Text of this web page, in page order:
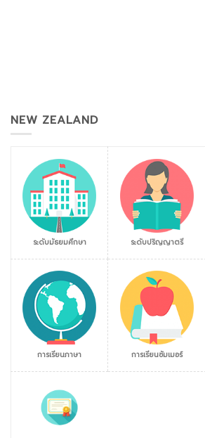
NEW ZEALAND
ระดับมัธยมศึกษา ระดับปริญญาตรี
การเรียนภาษา การเรียนซัมเมอร์